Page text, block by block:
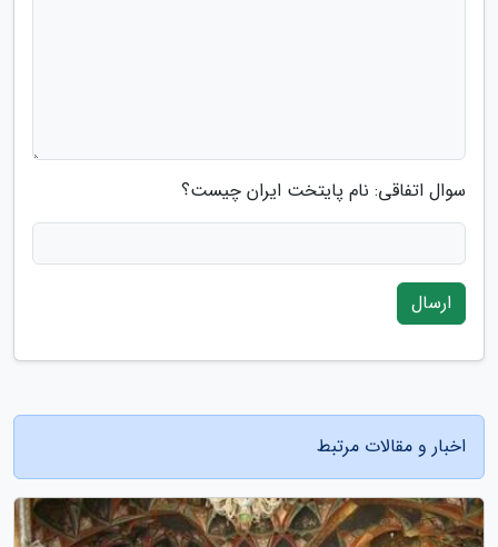
سوال اتفاقی: نام پایتخت ایران چیست؟
ارسال
اخبار و مقالات مرتبط